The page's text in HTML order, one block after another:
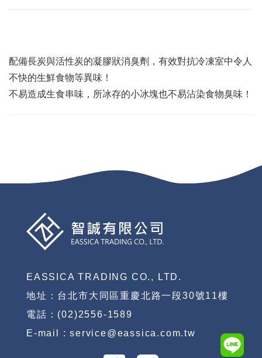
配備長炭與活性炭的凝膠狀消臭劑，有效對抗冷凍室中令人
不快的生鮮食物等異味！
不易造成生食串味，所冰存的小冰塊也不易沾染食物臭味！
EASSICA TRADING CO., LTD.
地址：台北市大同區重慶北路一段30號11樓
電話：(02)2556-1589
E-mail : service@eassica.com.tw